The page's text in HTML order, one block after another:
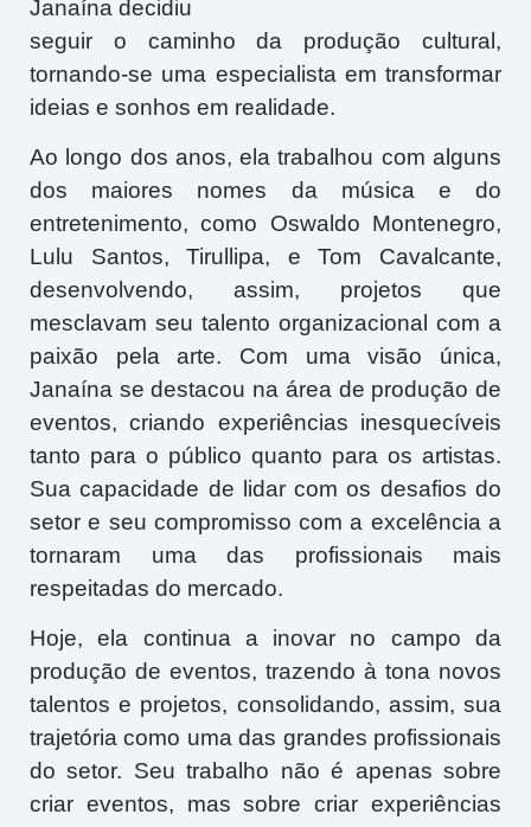
Janaína decidiu
seguir o caminho da produção cultural,
tornando-se uma especialista em transformar
ideias e sonhos em realidade.
Ao longo dos anos, ela trabalhou com alguns
dos maiores nomes da música e do
entretenimento, como Oswaldo Montenegro,
Lulu Santos, Tirullipa, e Tom Cavalcante,
desenvolvendo, assim, projetos que
mesclavam seu talento organizacional com a
paixão pela arte. Com uma visão única,
Janaína se destacou na área de produção de
eventos, criando experiências inesquecíveis
tanto para o público quanto para os artistas.
Sua capacidade de lidar com os desafios do
setor e seu compromisso com a excelência a
tornaram uma das profissionais mais
respeitadas do mercado.
Hoje, ela continua a inovar no campo da
produção de eventos, trazendo à tona novos
talentos e projetos, consolidando, assim, sua
trajetória como uma das grandes profissionais
do setor. Seu trabalho não é apenas sobre
criar eventos, mas sobre criar experiências